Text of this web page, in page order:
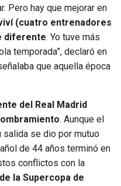
Pero hay que mejorar en
(cuatro entrenadores
diferente. Yo tuve más
temporada”, declaró en
que aquella época
del Real Madrid
. Aunque el
se dio por mutuo
de 44 años terminó en
conflictos con la
la Supercopa de